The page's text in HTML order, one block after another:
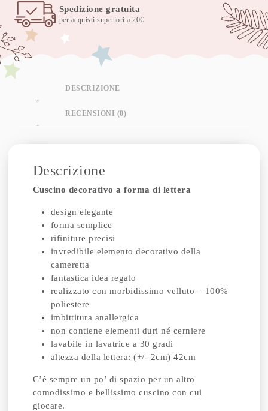
Spedizione gratuita
per acquisti superiori a 20€
DESCRIZIONE
RECENSIONI (0)
Descrizione
Cuscino decorativo a forma di lettera
design elegante
forma semplice
rifiniture precisi
invredibile elemento decorativo della
cameretta
fantastica idea regalo
realizzato con morbidissimo velluto – 100%
poliestere
imbittitura anallergica
non contiene elementi duri né cerniere
lavabile in lavatrice a 30 gradi
altezza della lettera: (+/- 2cm) 42cm
C’è sempre un po’ di spazio per un altro
comodissimo e bellissimo cuscino con cui
giocare.